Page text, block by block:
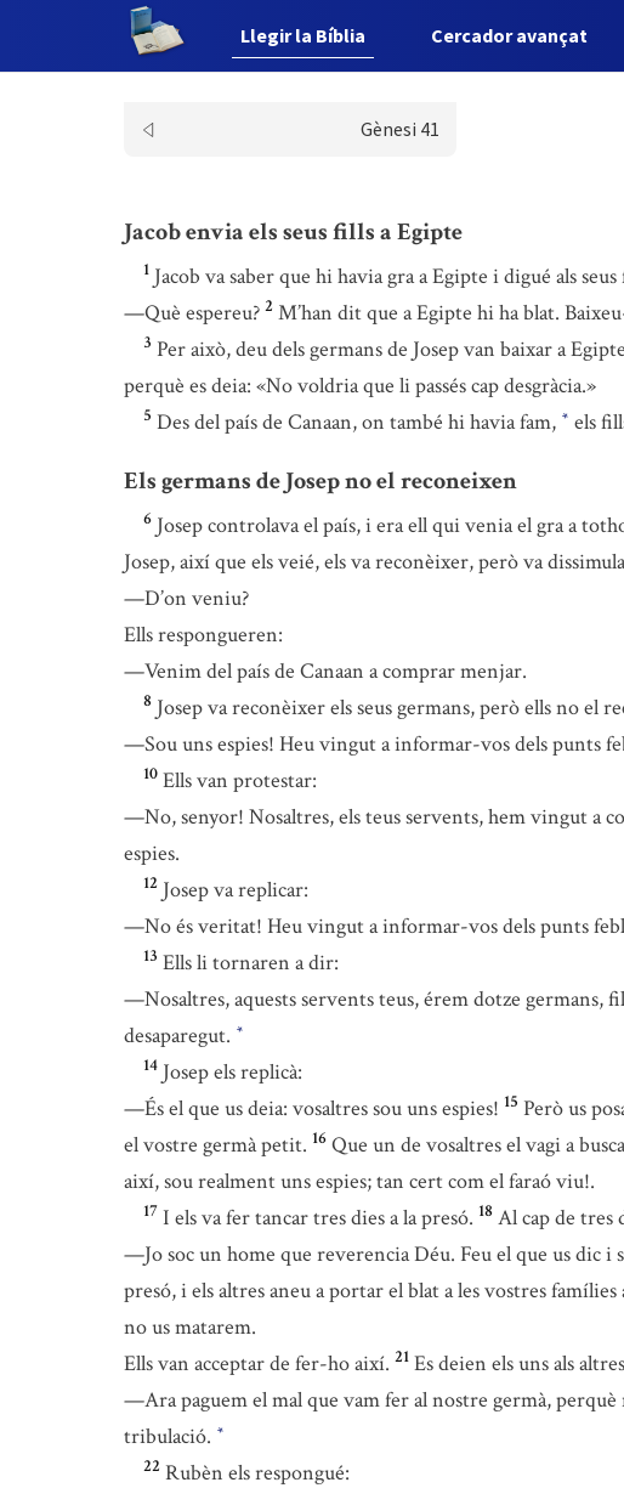
Llegir la Bíblia Cercador avançat
Gènesi 41
Jacob envia els seus fills a Egipte
1 Jacob va saber que hi havia gra a Egipte i digué als seus
—Què espereu? 2 M’han dit que a Egipte hi ha blat.
3 Per això, deu dels germans de Josep van baixar a
perquè es deia: «No voldria que li passés cap desgràcia.»
5 Des del país de Canaan, on també hi havia fam, * els
Els germans de Josep no el reconeixen
6 Josep controlava el país, i era ell qui venia el gra a
Josep, així que els veié, els va reconèixer, però va
—D’on veniu?
Ells respongueren:
—Venim del país de Canaan a comprar menjar.
8 Josep va reconèixer els seus germans, però ells no el
—Sou uns espies! Heu vingut a informar-vos dels punts
10 Ells van protestar:
—No, senyor! Nosaltres, els teus servents, hem vingut a
espies.
12 Josep va replicar:
—No és veritat! Heu vingut a informar-vos dels punts
13 Ells li tornaren a dir:
—Nosaltres, aquests servents teus, érem dotze germans,
desaparegut. *
14 Josep els replicà:
—És el que us deia: vosaltres sou uns espies! 15 Però us
el vostre germà petit. 16 Que un de vosaltres el vagi a
així, sou realment uns espies; tan cert com el faraó viu!.
17 I els va fer tancar tres dies a la presó. 18 Al cap de tres
—Jo soc un home que reverencia Déu. Feu el que us dic i
presó, i els altres aneu a portar el blat a les vostres famílies
no us matarem.
Ells van acceptar de fer-ho així. 21 Es deien els uns als
—Ara paguem el mal que vam fer al nostre germà, perquè
tribulació. *
22 Rubèn els respongué: